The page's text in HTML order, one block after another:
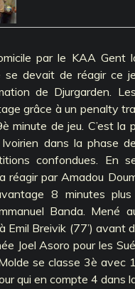
par le KAA Gent
se devait de réagir ce
de Djurgarden.
grâce à un penalty
minute de jeu. C’est la
Ivoirien dans la phase
confondues. En
réagir par Amadou
8 minutes
Banda. Mené
Emil Breivik (77’) avant
Joel Asoro pour les
se classe 3è avec
qui en compte 4 dans